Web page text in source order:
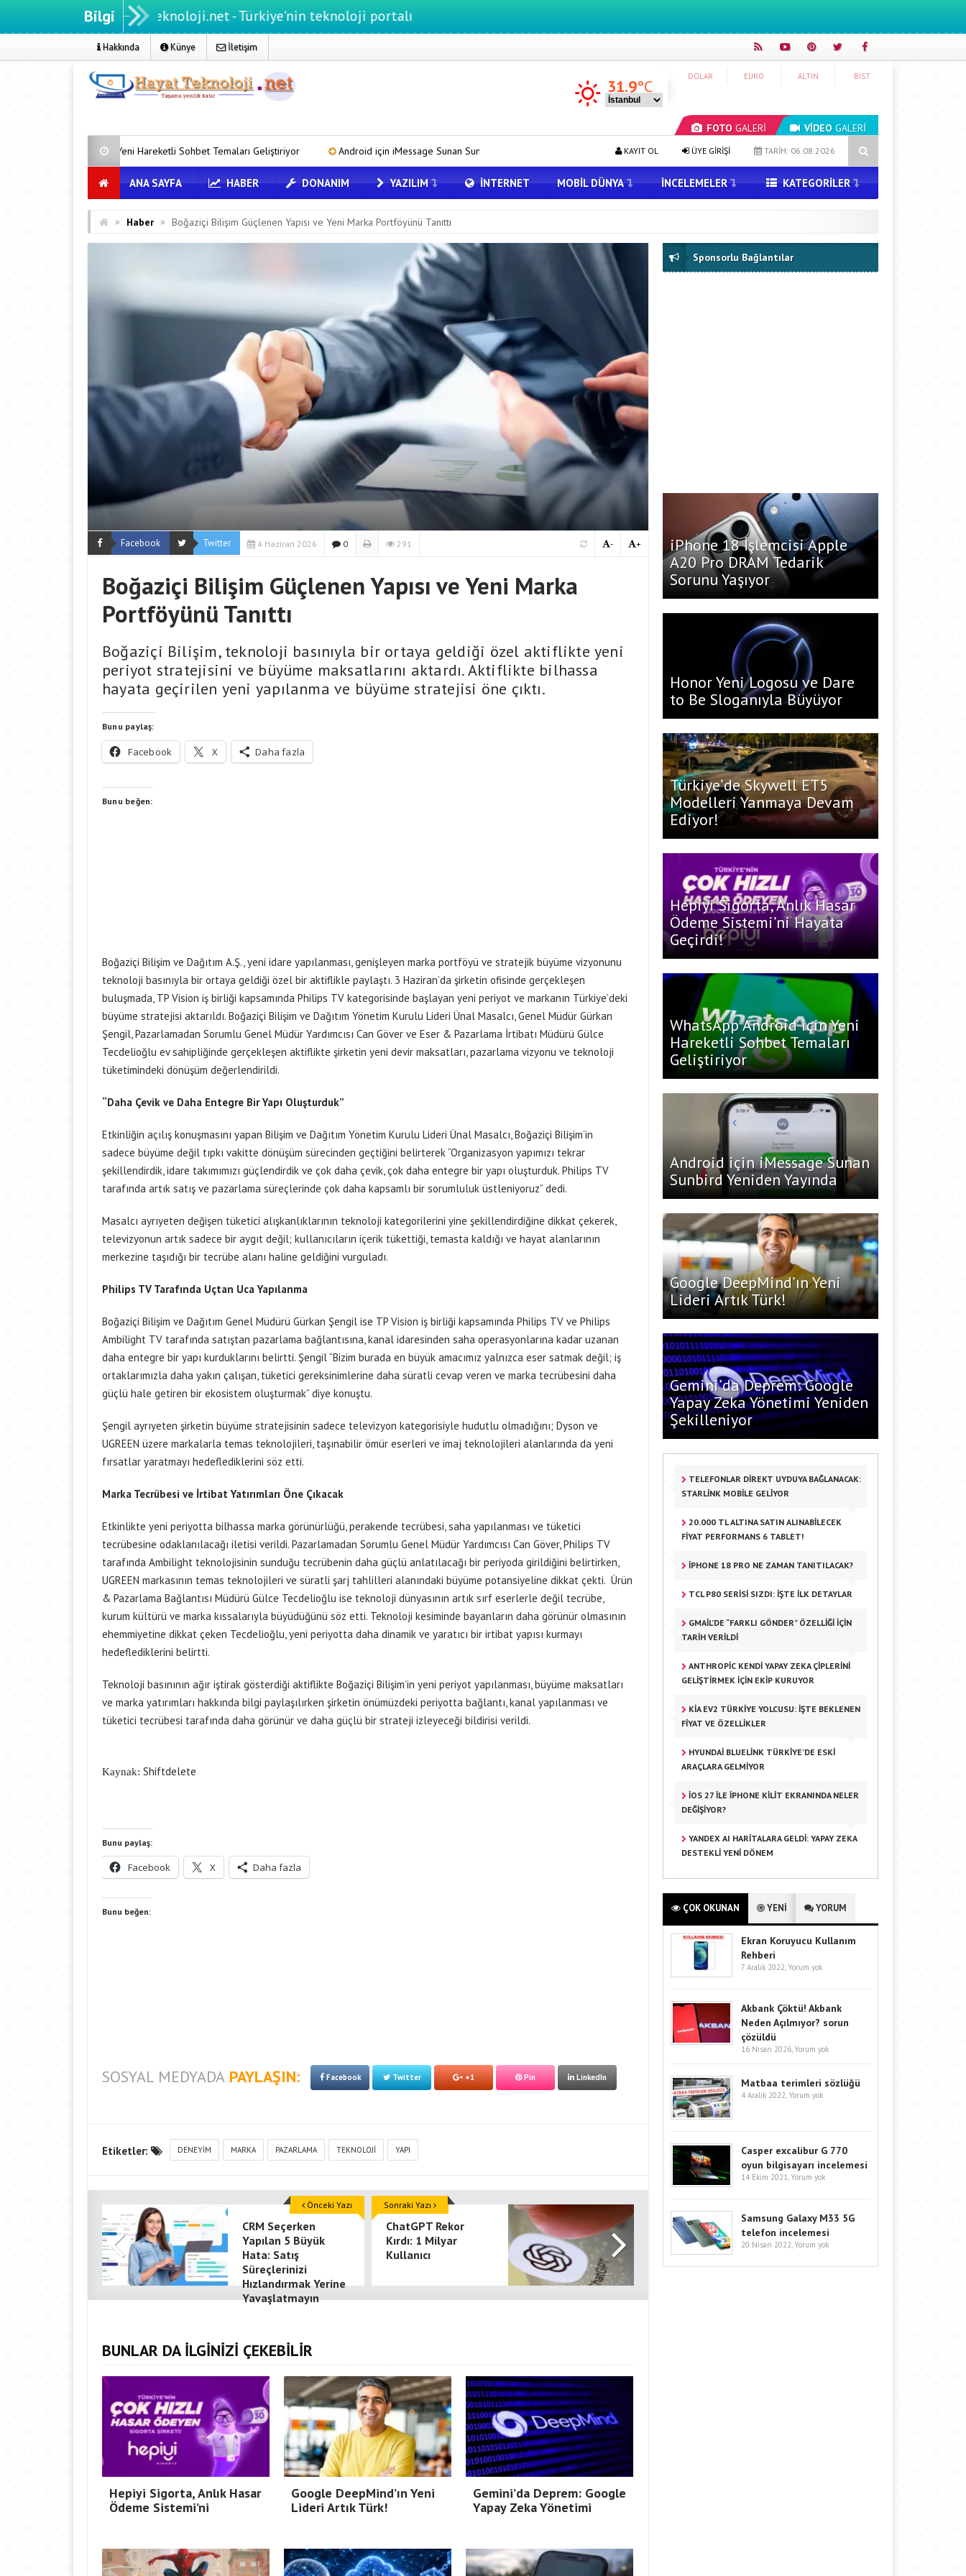
Bilgi
Hayatteknoloji.net - Türkiye'nin teknoloji portalı
Hakkında Künye İletişim
FOTO GALERİ VİDEO GALERİ
DOLAR EURO ALTIN BIST
31.9°C
Hareketli Sohbet Temaları Geliştiriyor Android için iMessage Sunan Sunbird Yeniden Yayında Google DeepMind’ın Yeni Lideri Artık Türk! Gemini’da Deprem: Google Yapay Zeka Yönetimi Yeniden
TARİH: 06.08.2026
ÜYE GİRİŞİ
KAYIT OL
ANA SAYFA HABER DONANIM YAZILIM İNTERNET MOBIL DÜNYA İNCELEMELER KATEGORILER
» Haber » Boğaziçi Bilişim Güçlenen Yapısı ve Yeni Marka Portföyünü Tanıttı
Facebook Twitter 4 Haziran 2026 0 291 +
-
Boğaziçi Bilişim Güçlenen Yapısı ve Yeni Marka
Portföyünü Tanıttı
Boğaziçi Bilişim, teknoloji basınıyla bir ortaya geldiği özel aktiflikte yeni
periyot stratejisini ve büyüme maksatlarını aktardı. Aktiflikte bilhassa
hayata geçirilen yeni yapılanma ve büyüme stratejisi öne çıktı.
Bunu paylaş:
Facebook X Daha fazla
Bunu beğen:
Boğaziçi Bilişim ve Dağıtım A.Ş., yeni idare yapılanması, genişleyen marka portföyü ve stratejik büyüme vizyonunu
teknoloji basınıyla bir ortaya geldiği özel bir aktiflikle paylaştı. 3 Haziran’da şirketin ofisinde gerçekleşen
buluşmada, TP Vision iş birliği kapsamında Philips TV kategorisinde başlayan yeni periyot ve markanın Türkiye’deki
büyüme stratejisi aktarıldı. Boğaziçi Bilişim ve Dağıtım Yönetim Kurulu Lideri Ünal Masalcı, Genel Müdür Gürkan
Şengil, Pazarlamadan Sorumlu Genel Müdür Yardımcısı Can Göver ve Eser & Pazarlama İrtibatı Müdürü Gülce
Tecdelioğlu ev sahipliğinde gerçekleşen aktiflikte şirketin yeni devir maksatları, pazarlama vizyonu ve teknoloji
tüketimindeki dönüşüm değerlendirildi.
“Daha Çevik ve Daha Entegre Bir Yapı Oluşturduk”
Etkinliğin açılış konuşmasını yapan Bilişim ve Dağıtım Yönetim Kurulu Lideri Ünal Masalcı, Boğaziçi Bilişim’in
sadece büyüme değil tıpkı vakitte dönüşüm sürecinden geçtiğini belirterek “Organizasyon yapımızı tekrar
şekillendirdik, idare takımımızı güçlendirdik ve çok daha çevik, çok daha entegre bir yapı oluşturduk. Philips TV
tarafında artık satış ve pazarlama süreçlerinde çok daha kapsamlı bir sorumluluk üstleniyoruz” dedi.
Masalcı ayrıyeten değişen tüketici alışkanlıklarının teknoloji kategorilerini yine şekillendirdiğine dikkat çekerek,
televizyonun artık sadece bir aygıt değil; kullanıcıların içerik tükettiği, temasta kaldığı ve hayat alanlarının
merkezine taşıdığı bir tecrübe alanı haline geldiğini vurguladı.
Philips TV Tarafında Uçtan Uca Yapılanma
Boğaziçi Bilişim ve Dağıtım Genel Müdürü Gürkan Şengil ise TP Vision iş birliği kapsamında Philips TV ve Philips
Ambilight TV tarafında satıştan pazarlama bağlantısına, kanal idaresinden saha operasyonlarına kadar uzanan
daha entegre bir yapı kurduklarını belirtti. Şengil “Bizim burada en büyük amacımız yalnızca eser satmak değil; iş
ortaklarımızla daha yakın çalışan, tüketici gereksinimlerine daha süratli cevap veren ve marka tecrübesini daha
güçlü hale getiren bir ekosistem oluşturmak” diye konuştu.
Şengil ayrıyeten şirketin büyüme stratejisinin sadece televizyon kategorisiyle hudutlu olmadığını; Dyson ve
UGREEN üzere markalarla temas teknolojileri, taşınabilir ömür eserleri ve imaj teknolojileri alanlarında da yeni
fırsatlar yaratmayı hedeflediklerini söz etti.
Marka Tecrübesi ve İrtibat Yatırımları Öne Çıkacak
Etkinlikte yeni periyotta bilhassa marka görünürlüğü, perakende tecrübesi, saha yapılanması ve tüketici
tecrübesine odaklanılacağı iletisi verildi. Pazarlamadan Sorumlu Genel Müdür Yardımcısı Can Göver, Philips TV
tarafında Ambilight teknolojisinin sunduğu tecrübenin daha güçlü anlatılacağı bir periyoda girildiğini belirtirken,
UGREEN markasının temas teknolojileri ve süratli şarj tahlilleri alanındaki büyüme potansiyeline dikkat çekti. Ürün
& Pazarlama Bağlantısı Müdürü Gülce Tecdelioğlu ise teknoloji dünyasının artık sırf eserlerle değil tecrübe,
kurum kültürü ve marka kıssalarıyla büyüdüğünü söz etti. Teknoloji kesiminde bayanların daha görünür olmasının
ehemmiyetine dikkat çeken Tecdelioğlu, yeni periyotta daha dinamik ve yaratıcı bir irtibat yapısı kurmayı
hedeflediklerini belirtti.
Teknoloji basınının ağır iştirak gösterdiği aktiflikte Boğaziçi Bilişim’in yeni periyot yapılanması, büyüme maksatları
ve marka yatırımları hakkında bilgi paylaşılırken şirketin önümüzdeki periyotta bağlantı, kanal yapılanması ve
tüketici tecrübesi tarafında daha görünür ve daha güçlü bir strateji izleyeceği bildirisi verildi.
Kaynak: Shiftdelete
Bunu paylaş:
Facebook X Daha fazla
Bunu beğen:
SOSYAL MEDYADA PAYLAŞIN: Facebook Twitter +1 Pin LinkedIn
Etiketler: DENEYIM MARKA PAZARLAMA TEKNOLOJI YAPI
CRM Seçerken
Yapılan 5 Büyük
Hata: Satış
Süreçlerinizi
Hızlandırmak Yerine
Yavaşlatmayın
Önceki Yazı
ChatGPT Rekor
Kırdı: 1 Milyar
Kullanıcı
Sonraki Yazı
BUNLAR DA İLGİNİZİ ÇEKEBİLİR
Hepiyi Sigorta, Anlık Hasar
Ödeme Sistemi’ni
Google DeepMind’ın Yeni
Lideri Artık Türk!
Gemini’da Deprem: Google
Yapay Zeka Yönetimi
Sponsorlu Bağlantılar
iPhone 18 İşlemcisi Apple
A20 Pro DRAM Tedarik
Sorunu Yaşıyor
Honor Yeni Logosu ve Dare
to Be Sloganıyla Büyüyor
Türkiye’de Skywell ET5
Modelleri Yanmaya Devam
Ediyor!
Hepiyi Sigorta, Anlık Hasar
Ödeme Sistemi’ni Hayata
Geçirdi!
WhatsApp Android için Yeni
Hareketli Sohbet Temaları
Geliştiriyor
Android için iMessage Sunan
Sunbird Yeniden Yayında
Google DeepMind’ın Yeni
Lideri Artık Türk!
Gemini’da Deprem: Google
Yapay Zeka Yönetimi Yeniden
Şekilleniyor
TELEFONLAR DIREKT UYDUYA BAĞLANACAK:
STARLINK MOBILE GELIYOR
20.000 TL ALTINA SATIN ALINABILECEK
FIYAT PERFORMANS 6 TABLET!
IPHONE 18 PRO NE ZAMAN TANITILACAK?
TCL P80 SERISI SIZDI: İŞTE İLK DETAYLAR
GMAIL’DE “FARKLI GÖNDER” ÖZELLIĞI IÇIN
TARIH VERILDI
ANTHROPIC KENDI YAPAY ZEKA ÇIPLERINI
GELIŞTIRMEK IÇIN EKIP KURUYOR
KIA EV2 TÜRKIYE YOLCUSU: İŞTE BEKLENEN
FIYAT VE ÖZELLIKLER
HYUNDAI BLUELINK TÜRKIYE’DE ESKI
ARAÇLARA GELMIYOR
IOS 27 ILE IPHONE KILIT EKRANINDA NELER
DEĞIŞIYOR?
YANDEX AI HARITALARA GELDI: YAPAY ZEKA
DESTEKLI YENI DÖNEM
ÇOK OKUNAN YENİ YORUM
Ekran Koruyucu Kullanım
Rehberi
7 Aralık 2022, Yorum yok
Akbank Çöktü! Akbank
Neden Açılmıyor? sorun
çözüldü
16 Nisan 2026, Yorum yok
Matbaa terimleri sözlüğü
4 Aralık 2022, Yorum yok
Casper excalibur G 770
oyun bilgisayarı incelemesi
14 Ekim 2021, Yorum yok
Samsung Galaxy M33 5G
telefon incelemesi
20 Nisan 2022, Yorum yok